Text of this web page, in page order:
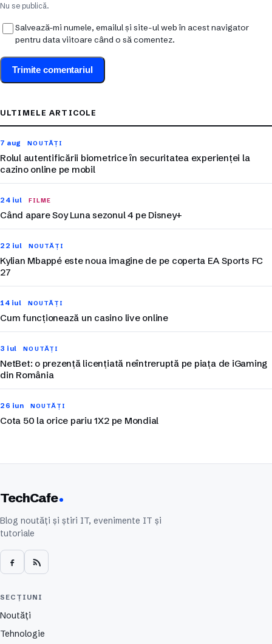
Nu se publică.
Salvează-mi numele, emailul și site-ul web în acest navigator
pentru data viitoare când o să comentez.
ULTIMELE ARTICOLE
7 aug NOUTĂȚI
Rolul autentificării biometrice în securitatea experienței la
cazino online pe mobil
24 iul FILME
Când apare Soy Luna sezonul 4 pe Disney+
22 iul NOUTĂȚI
Kylian Mbappé este noua imagine de pe coperta EA Sports FC
27
14 iul NOUTĂȚI
Cum funcționează un casino live online
3 iul NOUTĂȚI
NetBet: o prezență licențiată neîntreruptă pe piața de iGaming
din România
26 iun NOUTĂȚI
Cota 50 la orice pariu 1X2 pe Mondial
TechCafe
Blog noutăți și știri IT, evenimente IT și
tutoriale
SECȚIUNI
Noutăți
Tehnologie